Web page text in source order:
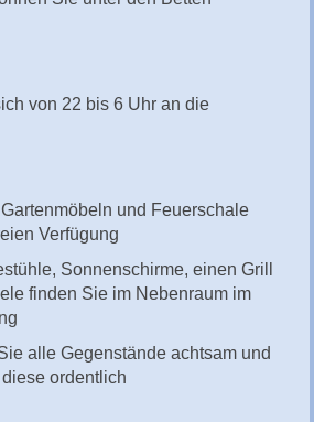
von 22 bis 6 Uhr an die
und Feuerschale
Verfügung
Sonnenschirme, einen Grill
finden Sie im Nebenraum im
alle Gegenstände achtsam und
ordentlich